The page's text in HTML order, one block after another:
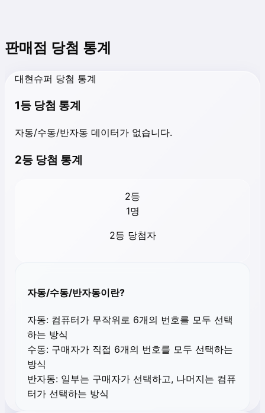
판매점 당첨 통계
대현슈퍼 당첨 통계
1등 당첨 통계
자동/수동/반자동 데이터가 없습니다.
2등 당첨 통계
2등
1명
2등 당첨자
자동/수동/반자동이란?
자동: 컴퓨터가 무작위로 6개의 번호를 모두 선택
하는 방식
수동: 구매자가 직접 6개의 번호를 모두 선택하는
방식
반자동: 일부는 구매자가 선택하고, 나머지는 컴퓨
터가 선택하는 방식